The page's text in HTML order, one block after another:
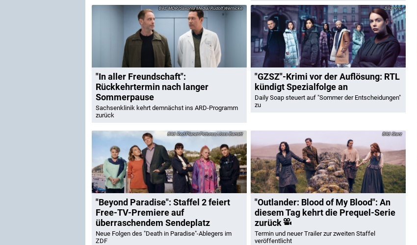
MDR/Saxonia Media/Rudolf Wernicke
"In aller Freundschaft":
Rückkehrtermin nach langer
Sommerpause
Sachsenklinik kehrt demnächst ins ARD-Programm
zurück
RTL
"GZSZ"-Krimi vor der Auflösung: RTL
kündigt Spezialfolge an
Daily Soap steuert auf "Sommer der Entscheidungen"
zu
Red Planet Pictures/Joss Barratt
"Beyond Paradise": Staffel 2 feiert
Free-TV-Premiere auf
überraschendem Sendeplatz
Neue Folgen des "Death in Paradise"-Ablegers im
ZDF
Starz
"Outlander: Blood of My Blood": An
diesem Tag kehrt die Prequel-Serie
zurück
Termin und neuer Trailer zur zweiten Staffel
veröffentlicht